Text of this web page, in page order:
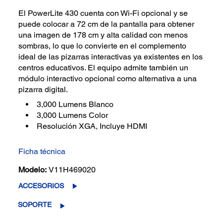
El PowerLite 430 cuenta con Wi-Fi opcional y se
puede colocar a 72 cm de la pantalla para obtener
una imagen de 178 cm y alta calidad con menos
sombras, lo que lo convierte en el complemento
ideal de las pizarras interactivas ya existentes en los
centros educativos. El equipo admite también un
módulo interactivo opcional como alternativa a una
pizarra digital.
3,000 Lumens Blanco
3,000 Lumens Color
Resolución XGA, Incluye HDMI
Ficha técnica
Modelo: V11H469020
ACCESORIOS
SOPORTE